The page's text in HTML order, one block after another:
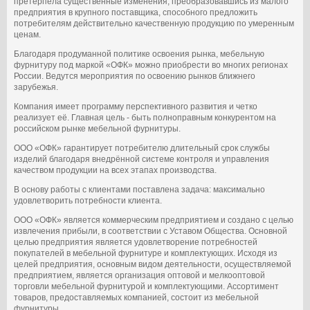
предприятия в крупного поставщика, способного предложить
потребителям действительно качественную продукцию по умеренным
ценам.
Благодаря продуманной политике освоения рынка, мебельную
фурнитуру под маркой «ОФК» можно приобрести во многих регионах
России. Ведутся мероприятия по освоению рынков ближнего
зарубежья.
Компания имеет программу перспективного развития и четко
реализует её. Главная цель - быть полноправным конкурентом на
российском рынке мебельной фурнитуры.
ООО «ОФК» гарантирует потребителю длительный срок службы
изделий благодаря внедрённой системе контроля и управления
качеством продукции на всех этапах производства.
В основу работы с клиентами поставлена задача: максимально
удовлетворить потребности клиента.
ООО «ОФК» является коммерческим предприятием и создано с целью
извлечения прибыли, в соответствии с Уставом Общества. Основной
целью предприятия является удовлетворение потребностей
покупателей в мебельной фурнитуре и комплектующих. Исходя из
целей предприятия, основным видом деятельности, осуществляемой
предприятием, является организация оптовой и мелкооптовой
торговли мебельной фурнитурой и комплектующими. Ассортимент
товаров, предоставляемых компанией, состоит из мебельной